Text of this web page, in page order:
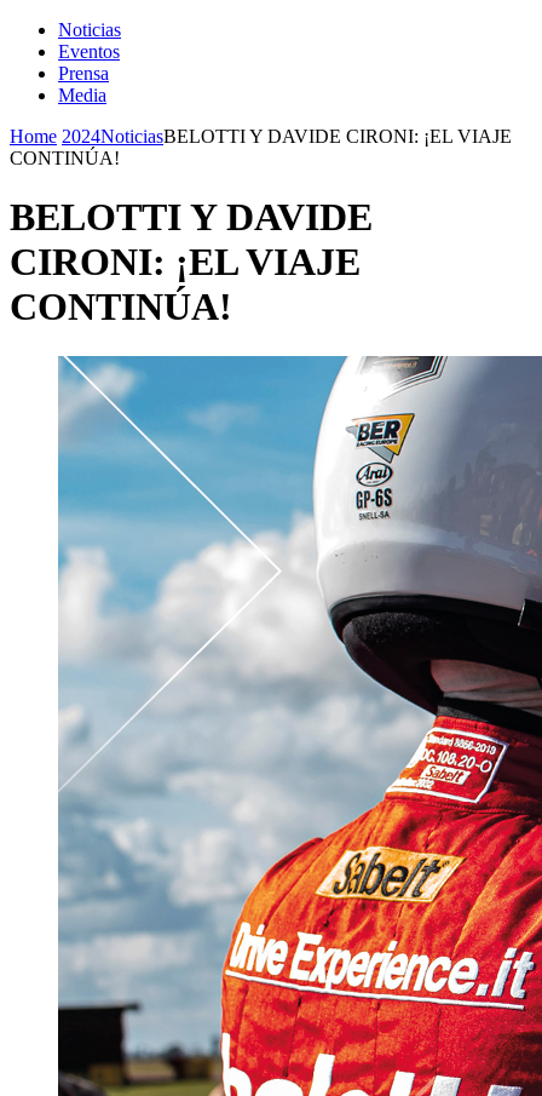
Noticias
Eventos
Prensa
Media
Home 2024NoticiasBELOTTI Y DAVIDE CIRONI: ¡EL VIAJE
CONTINÚA!
BELOTTI Y DAVIDE
CIRONI: ¡EL VIAJE
CONTINÚA!